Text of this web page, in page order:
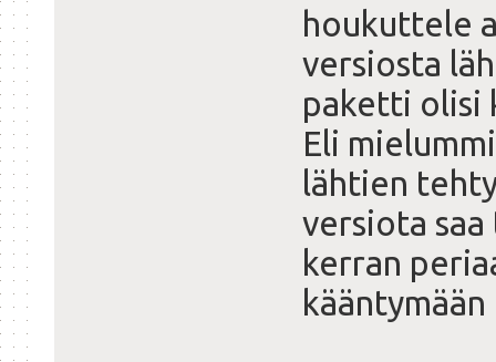
houkuttele
versiosta
paketti olisi
Eli
lähtien
versiota saa
kerran